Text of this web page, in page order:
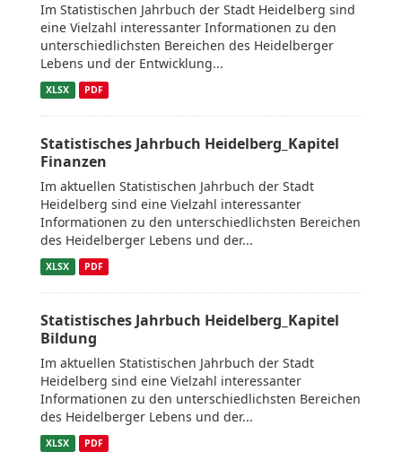
Im Statistischen Jahrbuch der Stadt Heidelberg sind
eine Vielzahl interessanter Informationen zu den
unterschiedlichsten Bereichen des Heidelberger
Lebens und der Entwicklung...
XLSX PDF
Statistisches Jahrbuch Heidelberg_Kapitel
Finanzen
Im aktuellen Statistischen Jahrbuch der Stadt
Heidelberg sind eine Vielzahl interessanter
Informationen zu den unterschiedlichsten Bereichen
des Heidelberger Lebens und der...
XLSX PDF
Statistisches Jahrbuch Heidelberg_Kapitel
Bildung
Im aktuellen Statistischen Jahrbuch der Stadt
Heidelberg sind eine Vielzahl interessanter
Informationen zu den unterschiedlichsten Bereichen
des Heidelberger Lebens und der...
XLSX PDF